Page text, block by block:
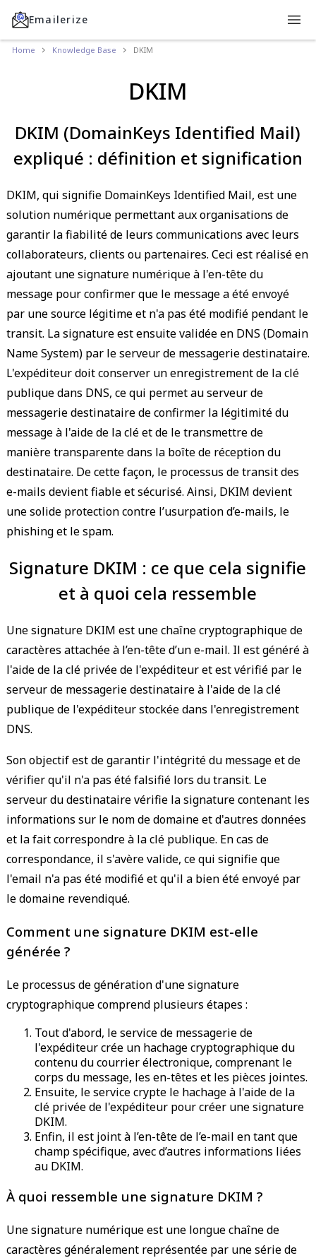
Emailerize
Home Knowledge Base DKIM
DKIM
DKIM (DomainKeys Identified Mail)
expliqué : définition et signification
DKIM, qui signifie DomainKeys Identified Mail, est une
solution numérique permettant aux organisations de
garantir la fiabilité de leurs communications avec leurs
collaborateurs, clients ou partenaires. Ceci est réalisé en
ajoutant une signature numérique à l'en-tête du
message pour confirmer que le message a été envoyé
par une source légitime et n'a pas été modifié pendant le
transit. La signature est ensuite validée en DNS (Domain
Name System) par le serveur de messagerie destinataire.
L'expéditeur doit conserver un enregistrement de la clé
publique dans DNS, ce qui permet au serveur de
messagerie destinataire de confirmer la légitimité du
message à l'aide de la clé et de le transmettre de
manière transparente dans la boîte de réception du
destinataire. De cette façon, le processus de transit des
e-mails devient fiable et sécurisé. Ainsi, DKIM devient
une solide protection contre l’usurpation d’e-mails, le
phishing et le spam.
Signature DKIM : ce que cela signifie
et à quoi cela ressemble
Une signature DKIM est une chaîne cryptographique de
caractères attachée à l’en-tête d’un e-mail. Il est généré à
l'aide de la clé privée de l'expéditeur et est vérifié par le
serveur de messagerie destinataire à l'aide de la clé
publique de l'expéditeur stockée dans l'enregistrement
DNS.
Son objectif est de garantir l'intégrité du message et de
vérifier qu'il n'a pas été falsifié lors du transit. Le
serveur du destinataire vérifie la signature contenant les
informations sur le nom de domaine et d'autres données
et la fait correspondre à la clé publique. En cas de
correspondance, il s'avère valide, ce qui signifie que
l'email n'a pas été modifié et qu'il a bien été envoyé par
le domaine revendiqué.
Comment une signature DKIM est-elle
générée ?
Le processus de génération d'une signature
cryptographique comprend plusieurs étapes :
Tout d'abord, le service de messagerie de
l'expéditeur crée un hachage cryptographique du
contenu du courrier électronique, comprenant le
corps du message, les en-têtes et les pièces jointes.
Ensuite, le service crypte le hachage à l'aide de la
clé privée de l'expéditeur pour créer une signature
DKIM.
Enfin, il est joint à l’en-tête de l’e-mail en tant que
champ spécifique, avec d’autres informations liées
au DKIM.
À quoi ressemble une signature DKIM ?
Une signature numérique est une longue chaîne de
caractères généralement représentée par une série de